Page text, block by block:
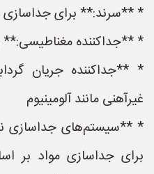
* **سرند:** برای جداسازی
* **جداکننده مغناطیسی:**
* **جداکننده جریان
غیرآهنی مانند آلومینیوم
برای جداسازی مواد بر